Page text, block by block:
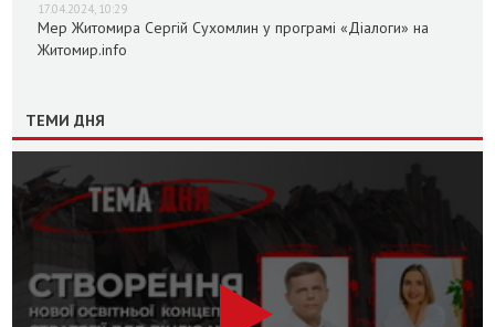
17.04.2024, 10:29
Мер Житомира Сергій Сухомлин у програмі «Діалоги» на
Житомир.info
ТЕМИ ДНЯ